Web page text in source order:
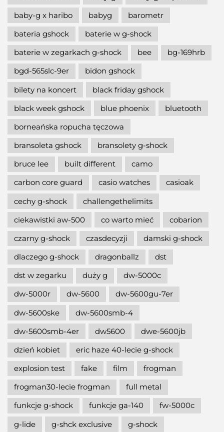
baby-g x haribo
babyg
barometr
bateria gshock
baterie w g-shock
baterie w zegarkach g-shock
bee
bg-169hrb
bgd-565slc-9er
bidon gshock
bilety na koncert
black friday gshock
black week gshock
blue phoenix
bluetooth
borneańska ropucha tęczowa
bransoleta gshock
bransolety g-shock
bruce lee
built different
camo
carbon core guard
casio watches
casioak
cechy g-shock
challengethelimits
ciekawistki aw-500
co warto mieć
cobarion
czarny g-shock
czasdecyzji
damski g-shock
dlaczego g-shock
dragonballz
dst
dst w zegarku
duży g
dw-5000c
dw-5000r
dw-5600
dw-5600gu-7er
dw-5600ske
dw-5600smb-4
dw-5600smb-4er
dw5600
dwe-5600jb
dzień kobiet
eric haze 40-lecie g-shock
explosion test
fake film
frogman
frogman30-lecie frogman
full metal
funkcje g-shock
funkcje ga-140
fw-5000c
g-lide
g-shck exclusive
g-shock